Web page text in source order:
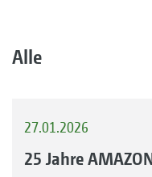
Alle
27.01.2026
25 Jahre